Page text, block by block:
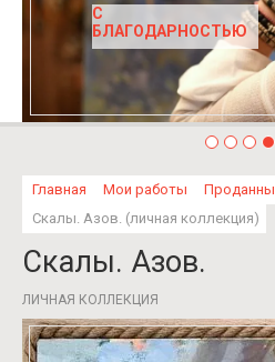
С
БЛАГОДАРНОСТЬЮ
Главная Мои работы
Скалы. Азов. (личная коллекция)
Скалы. Азов.
ЛИЧНАЯ КОЛЛЕКЦИЯ